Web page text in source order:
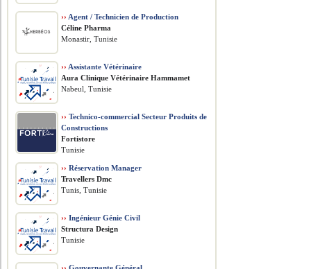
›› Agent / Technicien de Production
Céline Pharma
Monastir, Tunisie
›› Assistante Vétérinaire
Aura Clinique Vétérinaire Hammamet
Nabeul, Tunisie
›› Technico-commercial Secteur Produits de
Constructions
Fortistore
Tunisie
›› Réservation Manager
Travellers Dmc
Tunis, Tunisie
›› Ingénieur Génie Civil
Structura Design
Tunisie